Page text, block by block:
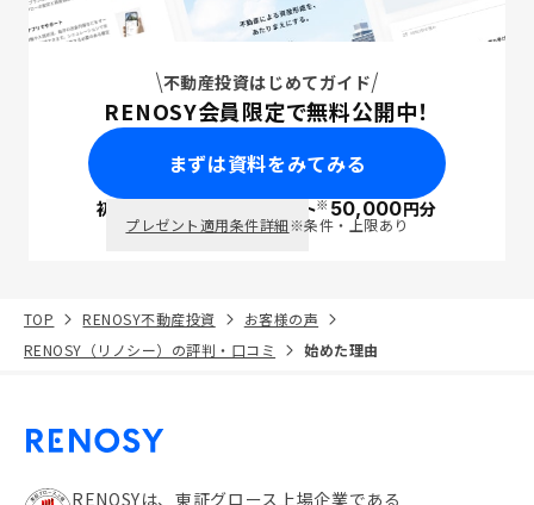
不動産投資はじめてガイド
RENOSY会員限定で無料公開中！
まずは資料をみてみる
初回面談で ポイント※50,000円分
プレゼント適用条件詳細※条件・上限あり
TOP RENOSY不動産投資
お客様の声
RENOSY（リノシー）の評判・口コミ
始めた理由
RENOSYは、東証グロース上場企業である